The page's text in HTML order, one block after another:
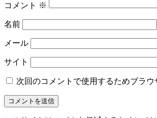
コメント ※
名前
メール
サイト
次回のコメントで使用するためブラ